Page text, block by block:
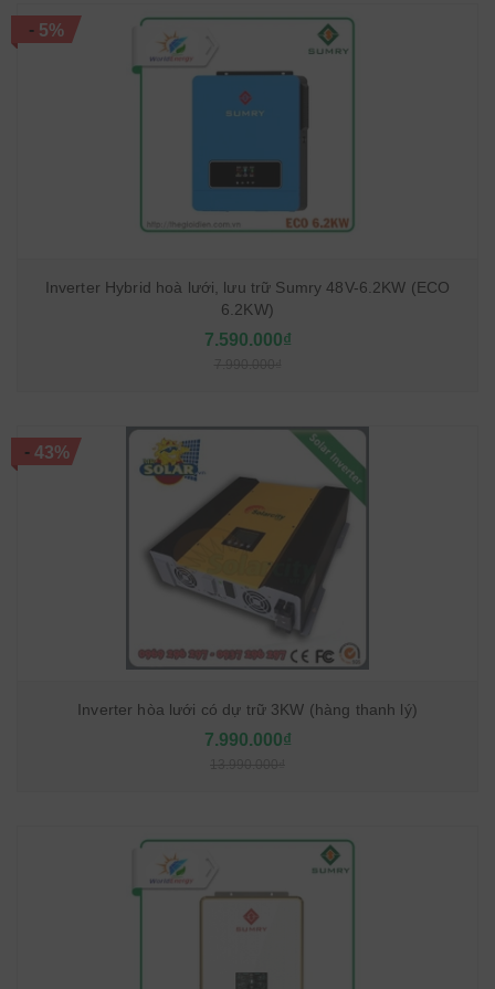
- 5%
Inverter Hybrid hoà lưới, lưu trữ Sumry 48V-6.2KW (ECO
6.2KW)
7.590.000₫
-43%
Inverter hòa lưới có dự trữ 3KW (hàng thanh lý)
7.990.000₫